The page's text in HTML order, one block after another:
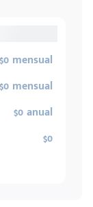
$0 mensual
$0 mensual
$0 anual
$0